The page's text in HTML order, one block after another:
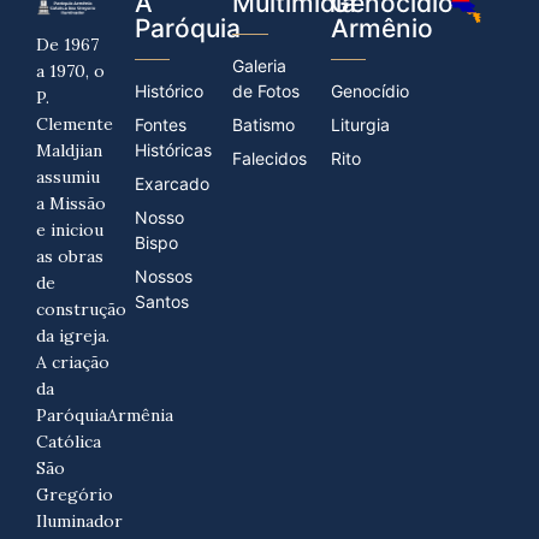
De 1967
a 1970, o
P.
Clemente
Maldjian
assumiu
a Missão
e iniciou
as obras
de
construção
da igreja.
A criação
da
ParóquiaArmênia
Católica
São
Gregório
Iluminador
Paróquia
Histórico
Fontes
Históricas
Exarcado
Nosso
Bispo
Nossos
Santos
Galeria
de Fotos
Batismo
Falecidos
Armênio
Genocídio
Liturgia
Rito